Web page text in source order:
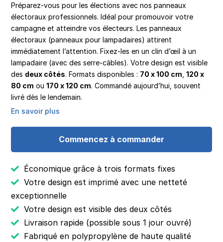
Préparez-vous pour les élections avec nos panneaux
électoraux professionnels. Idéal pour promouvoir votre
campagne et atteindre vos électeurs. Les panneaux
électoraux (panneaux pour lampadaires) attirent
immédiatement l’attention. Fixez-les en un clin d’œil à un
lampadaire (avec des serre-câbles). Votre design est visible
des deux côtés. Formats disponibles : 70 x 100 cm ,120 x
80 cm ou170 x 120 cm. Commandé aujourd’hui, souvent
livré dès le lendemain.
En savoir plus
Commencez à commander
Économique grâce à trois formats fixes
Votre design est imprimé avec une netteté
exceptionnelle
Votre design est visible des deux côtés
Livraison rapide (possible sous 1 jour ouvré)
Fabriqué en polypropylène de haute qualité